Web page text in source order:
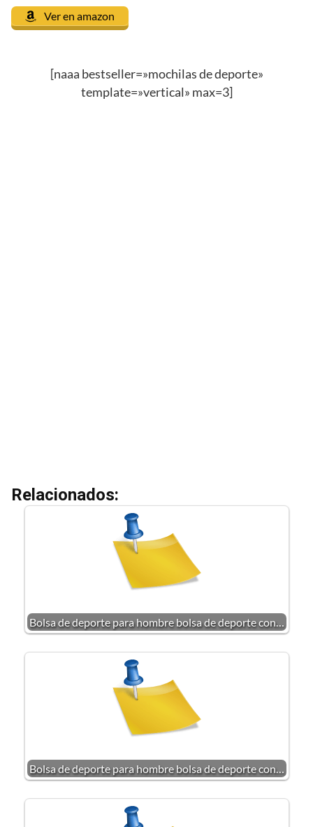
Ver en amazon
[naaa bestseller=»mochilas de deporte»
template=»vertical» max=3]
Relacionados:
Bolsa de deporte para hombre bolsa de deporte con…
Bolsa de deporte para hombre bolsa de deporte con…